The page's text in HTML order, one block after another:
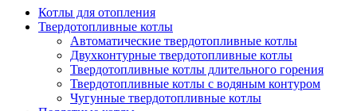
Котлы для отопления
Твердотопливные котлы
Автоматические твердотопливные котлы
Двухконтурные твердотопливные котлы
Твердотопливные котлы длительного горения
Твердотопливные котлы с водяным контуром
Чугунные твердотопливные котлы